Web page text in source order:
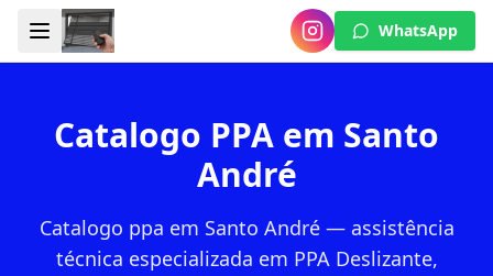
WhatsApp
Catalogo PPA em Santo
André
Catalogo ppa em Santo André — assistência
técnica especializada em PPA Deslizante,